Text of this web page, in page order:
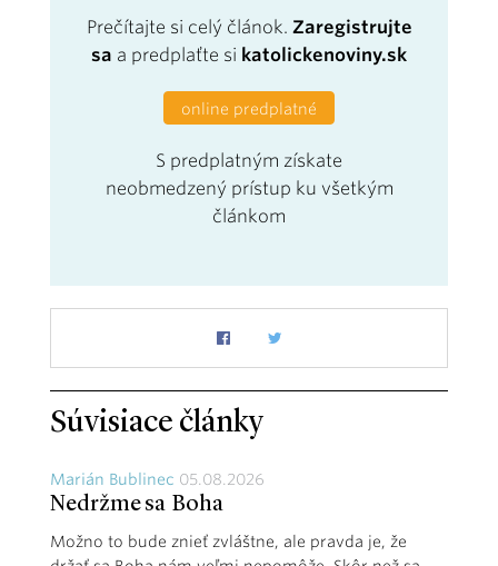
Prečítajte si celý článok. Zaregistrujte
sa a predplaťte si katolickenoviny.sk
online predplatné
S predplatným získate
neobmedzený prístup ku všetkým
článkom
Súvisiace články
Marián Bublinec 05.08.2026
Nedržme sa Boha
Možno to bude znieť zvláštne, ale pravda je, že